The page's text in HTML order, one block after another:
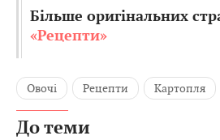
Більше оригінальних
«Рецепти»
Овочі Рецепти Картопля
До теми